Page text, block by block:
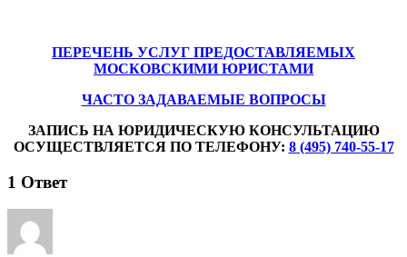
ПЕРЕЧЕНЬ УСЛУГ ПРЕДОСТАВЛЯЕМЫХ
МОСКОВСКИМИ ЮРИСТАМИ
ЧАСТО ЗАДАВАЕМЫЕ ВОПРОСЫ
ЗАПИСЬ НА ЮРИДИЧЕСКУЮ КОНСУЛЬТАЦИЮ
ОСУЩЕСТВЛЯЕТСЯ ПО ТЕЛЕФОНУ: 8 (495) 740-55-17
1 Ответ